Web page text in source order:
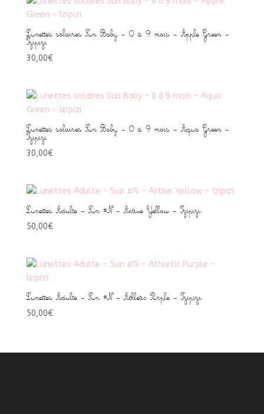
Lunettes solaires Sun Baby – 0 à 9 mois – Apple Green –
Izipizi
30,00€
Lunettes solaires Sun Baby – 0 à 9 mois – Aqua Green –
Izipizi
30,00€
Lunettes Adulte – Sun #N – Active Yellow – Izipizi
50,00€
Lunettes Adulte – Sun #N – Athletic Purple – Izipizi
50,00€